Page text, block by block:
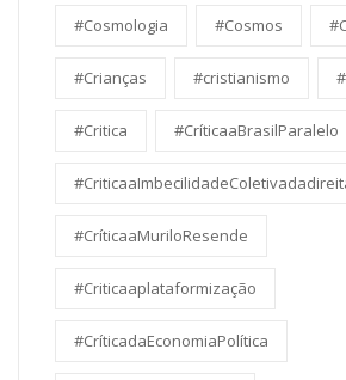
#Cosmologia #Cosmos
#Crianças #cristianismo
#Critica #CríticaaBrasilParalelo
#CríticaaMuriloResende
#Criticaaplataformização
#CríticadaEconomiaPolítica